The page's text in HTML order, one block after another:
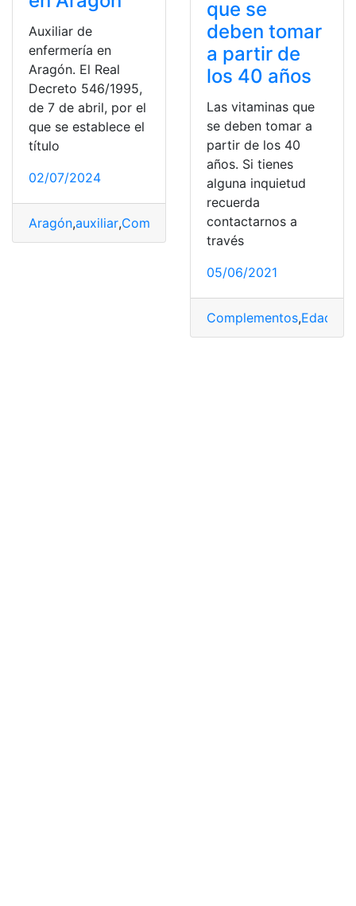
Auxiliar de
enfermería en
Aragón. El Real
Decreto 546/1995,
de 7 de abril, por el
que se establece el
título
02/07/2024
Aragón,auxiliar,Complementos,enfermería,España
que se
deben tomar
a partir de
los 40 años
Las vitaminas que
se deben tomar a
partir de los 40
años. Si tienes
alguna inquietud
recuerda
contactarnos a
través
05/06/2021
Complementos,Edad